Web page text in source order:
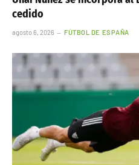
cedido
agosto 6, 2026 FÚTBOL DE ESPAÑA